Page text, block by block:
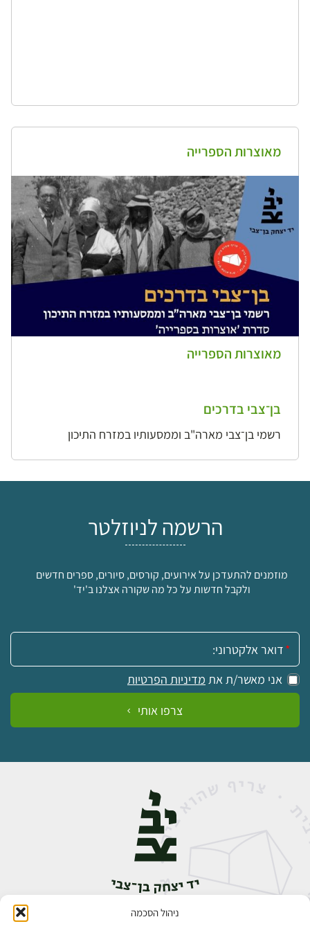
ניהול הסכמה
מאוצרות הספרייה
מאוצרות הספרייה
בן־צבי בדרכים
רשמי בן־צבי מארה"ב וממסעותיו במזרח התיכון
הרשמה לניוזלטר
מוזמנים להתעדכן על אירועים, קורסים, סיורים, ספרים חדשים
ולקבל חדשות על כל מה שקורה אצלנו ב'יד'
אימייל:
אני מאשר/ת את מדיניות הפרטיות
צרפו אותי
אבן גבירול 14, רחביה, ירושלים